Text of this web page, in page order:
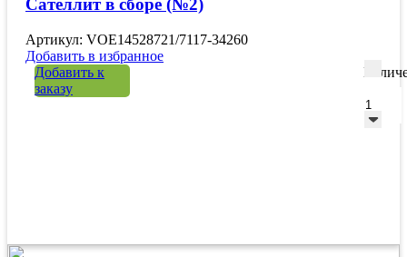
Сателлит в сборе (№2)
Артикул: VOE14528721/7117-34260
Добавить в избранное
Добавить к
заказу